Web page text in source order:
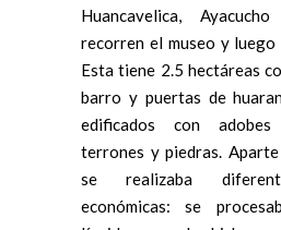
Huancavelica,
recorren el museo y luego
Esta tiene 2.5 hectáreas
barro y puertas de
edificados con adobes
terrones y piedras.
se realizaba
económicas: se